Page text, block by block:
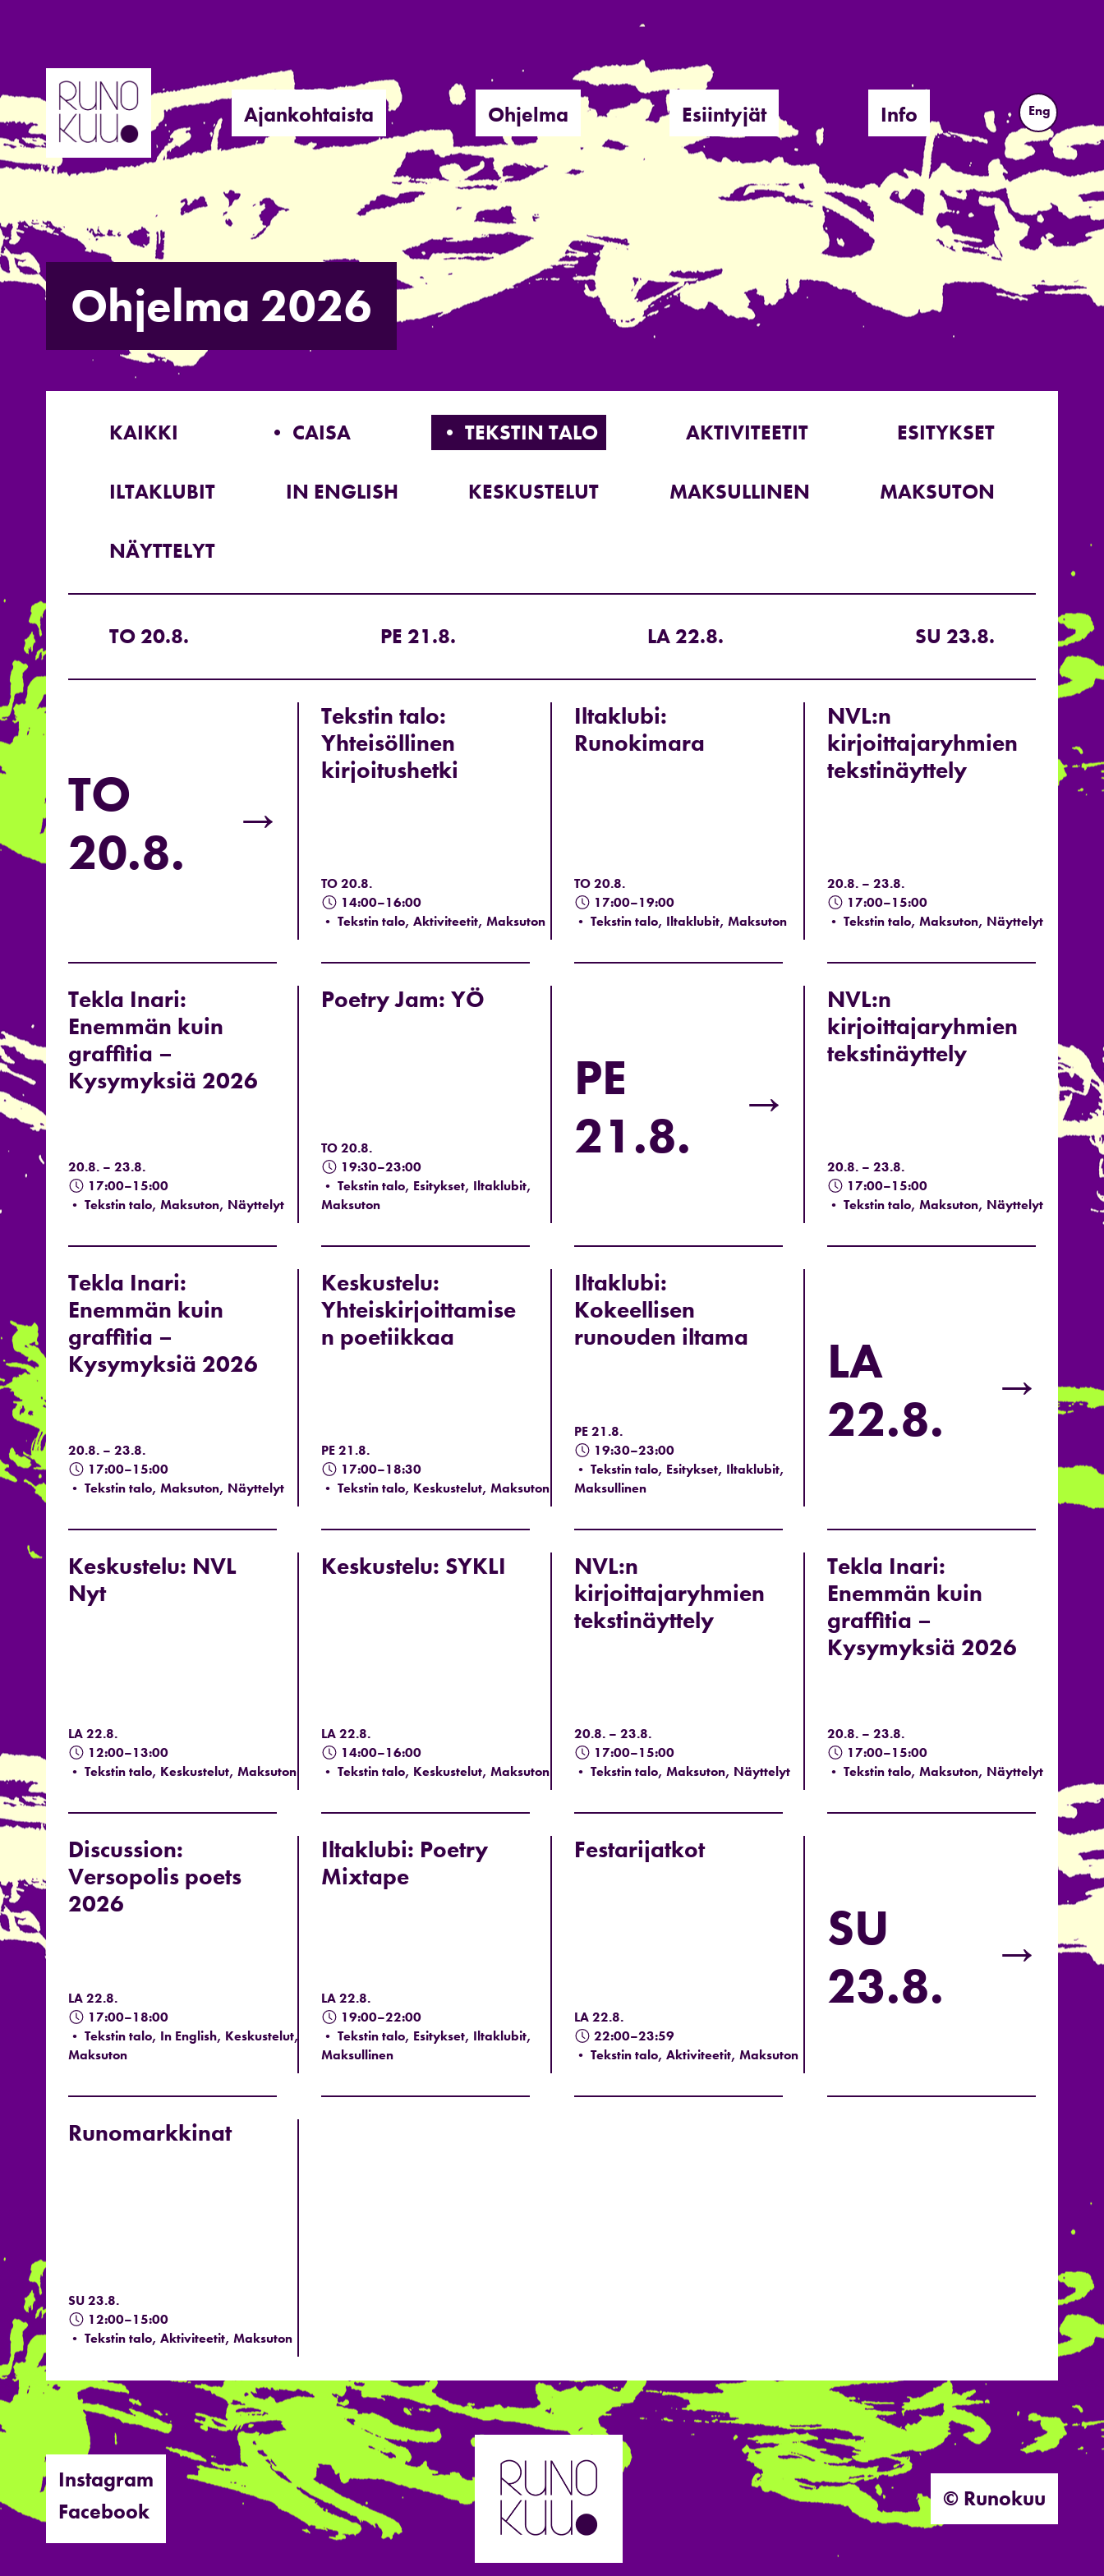
Hyppää
sisältöön
Ajankohtaista Ohjelma Esiintyjät Info Eng
Ohjelma 2026
KAIKKI • CAISA • TEKSTIN TALO AKTIVITEETIT ESITYKSET
ILTAKLUBIT IN ENGLISH KESKUSTELUT MAKSULLINEN MAKSUTON
NÄYTTELYT
TO 20.8. PE 21.8. LA 22.8. SU 23.8.
TO
20.8.
→
Tekstin talo:
Yhteisöllinen
kirjoitushetki
TO 20.8.
14:00–16:00
• Tekstin talo, Aktiviteetit, Maksuton
Iltaklubi:
Runokimara
TO 20.8.
17:00–19:00
• Tekstin talo, Iltaklubit, Maksuton
NVL:n
kirjoittajaryhmien
tekstinäyttely
20.8. – 23.8.
17:00–15:00
• Tekstin talo, Maksuton, Näyttelyt
Tekla Inari:
Enemmän kuin
graffitia –
Kysymyksiä 2026
20.8. – 23.8.
17:00–15:00
• Tekstin talo, Maksuton, Näyttelyt
Poetry Jam: YÖ
TO 20.8.
19:30–23:00
• Tekstin talo, Esitykset, Iltaklubit,
Maksuton
PE
21.8.
→
NVL:n
kirjoittajaryhmien
tekstinäyttely
20.8. – 23.8.
17:00–15:00
• Tekstin talo, Maksuton, Näyttelyt
Tekla Inari:
Enemmän kuin
graffitia –
Kysymyksiä 2026
20.8. – 23.8.
17:00–15:00
• Tekstin talo, Maksuton, Näyttelyt
Keskustelu:
Yhteiskirjoittamise
n poetiikkaa
PE 21.8.
17:00–18:30
• Tekstin talo, Keskustelut, Maksuton
Iltaklubi:
Kokeellisen
runouden iltama
PE 21.8.
19:30–23:00
• Tekstin talo, Esitykset, Iltaklubit,
Maksullinen
LA
22.8.
→
Keskustelu: NVL
Nyt
LA 22.8.
12:00–13:00
• Tekstin talo, Keskustelut, Maksuton
Keskustelu: SYKLI
LA 22.8.
14:00–16:00
• Tekstin talo, Keskustelut, Maksuton
NVL:n
kirjoittajaryhmien
tekstinäyttely
20.8. – 23.8.
17:00–15:00
• Tekstin talo, Maksuton, Näyttelyt
Tekla Inari:
Enemmän kuin
graffitia –
Kysymyksiä 2026
20.8. – 23.8.
17:00–15:00
• Tekstin talo, Maksuton, Näyttelyt
Discussion:
Versopolis poets
2026
LA 22.8.
17:00–18:00
• Tekstin talo, In English, Keskustelut,
Maksuton
Iltaklubi: Poetry
Mixtape
LA 22.8.
19:00–22:00
• Tekstin talo, Esitykset, Iltaklubit,
Maksullinen
Festarijatkot
LA 22.8.
22:00–23:59
• Tekstin talo, Aktiviteetit, Maksuton
SU
23.8.
→
Runomarkkinat
SU 23.8.
12:00–15:00
• Tekstin talo, Aktiviteetit, Maksuton
Instagram
Facebook
© Runokuu